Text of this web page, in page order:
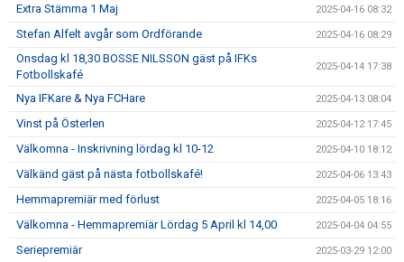
Extra Stämma 1 Maj 2025-04-16 08:32
Stefan Alfelt avgår som Ordförande 2025-04-16 08:29
Onsdag kl 18,30 BOSSE NILSSON gäst på IFKs
Fotbollskafé
2025-04-14 17:38
Nya IFKare & Nya FCHare 2025-04-13 08:04
Vinst på Österlen 2025-04-12 17:45
Välkomna - Inskrivning lördag kl 10-12 2025-04-10 18:12
Välkänd gäst på nästa fotbollskafé! 2025-04-06 13:43
Hemmapremiär med förlust 2025-04-05 18:16
Välkomna - Hemmapremiär Lördag 5 April kl 14,00 2025-04-04 04:55
Seriepremiär 2025-03-29 12:00